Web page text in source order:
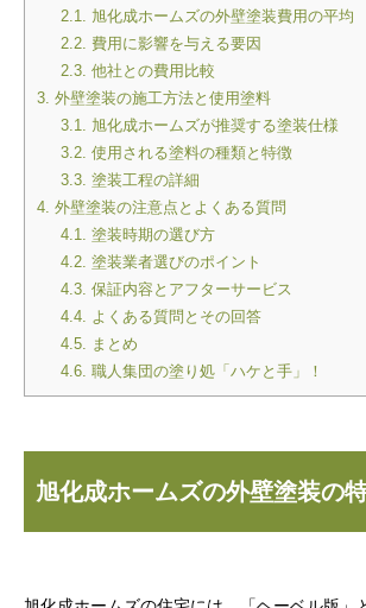
2.1.
旭化成ホームズの外壁塗装費用の平均
2.2. 費用に影響を与える要因
2.3. 他社との費用比較
3. 外壁塗装の施工方法と使用塗料
3.1.
旭化成ホームズが推奨する塗装仕様
3.2. 使用される塗料の種類と特徴
3.3. 塗装工程の詳細
4. 外壁塗装の注意点とよくある質問
4.1.
塗装時期の選び方
4.2. 塗装業者選びのポイント
4.3. 保証内容とアフターサービス
4.4.
よくある質問とその回答
4.5.
まとめ
4.6. 職人集団の塗り処「ハケと手」！
旭化成ホームズの外壁塗装の